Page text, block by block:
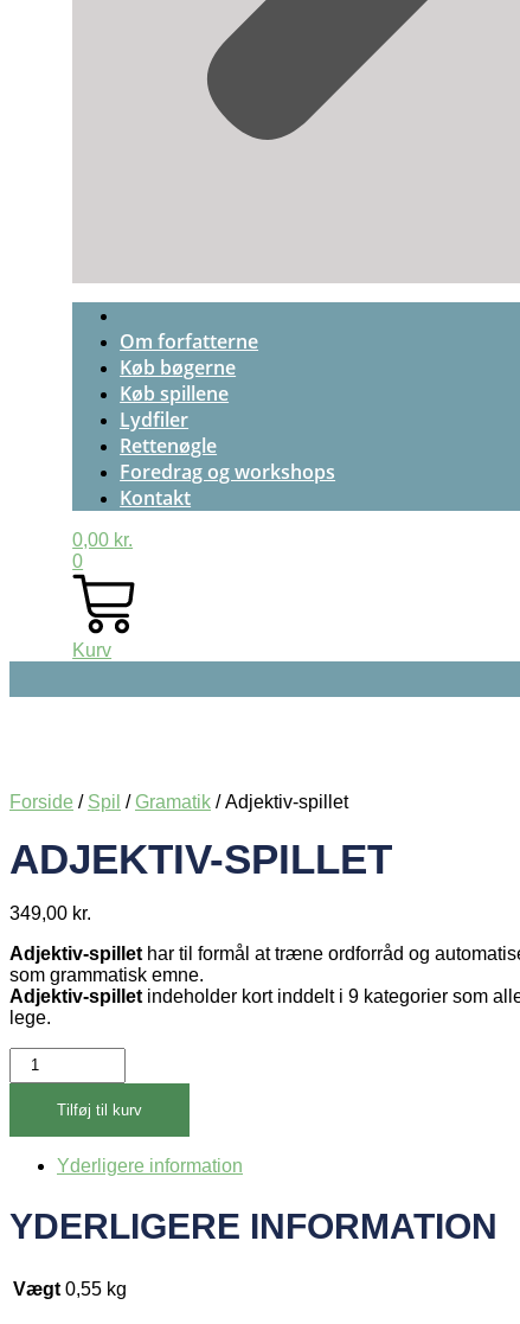
Om forfatterne
Køb bøgerne
Køb spillene
Lydfiler
Rettenøgle
Foredrag og workshops
Kontakt
0,00 kr.
0
Kurv
Forside / Spil / Gramatik / Adjektiv-spillet
ADJEKTIV-SPILLET
349,00 kr.
Adjektiv-spillet har til formål at træne ordforråd og
som grammatisk emne.
Adjektiv-spillet indeholder kort inddelt i 9 kategorier som
lege.
Adjektiv-
spillet
Tilføj til kurv
Yderligere information
YDERLIGERE INFORMATION
Vægt 0,55 kg